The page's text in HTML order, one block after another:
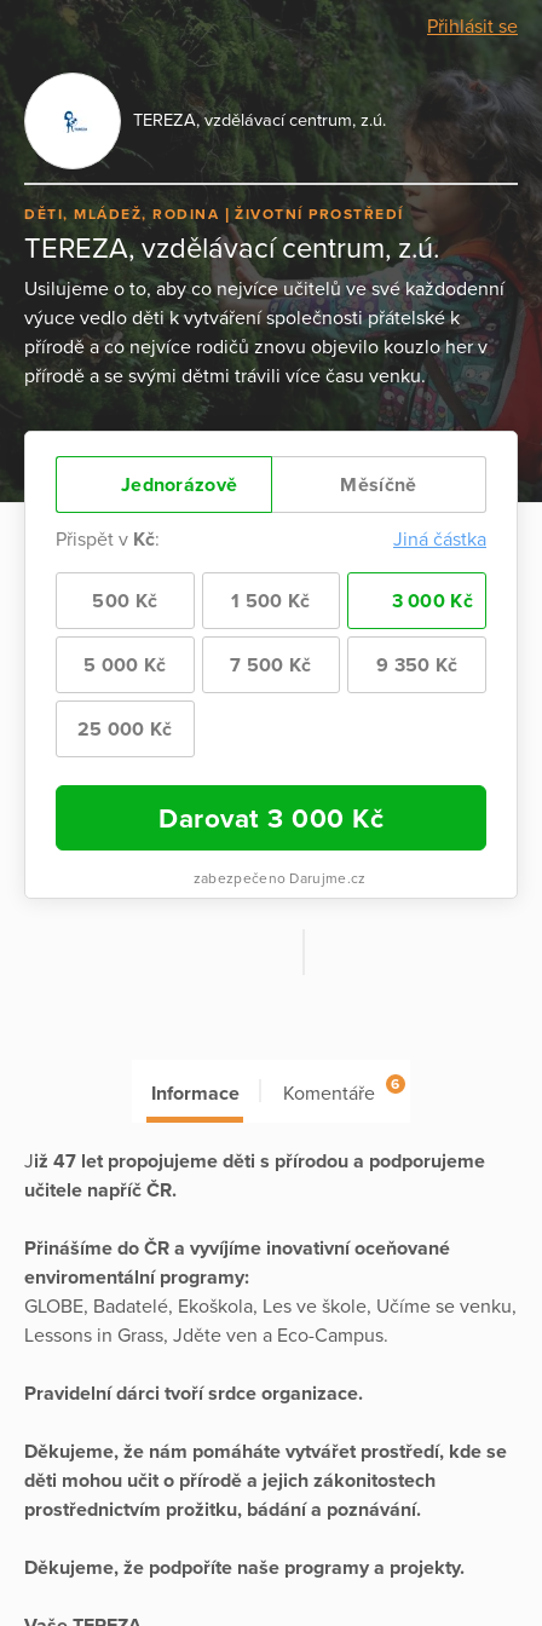
Přihlásit se
TEREZA, vzdělávací centrum, z.ú.
DĚTI, MLÁDEŽ, RODINA ŽIVOTNÍ PROSTŘEDÍ
TEREZA, vzdělávací centrum, z.ú.
Usilujeme o to, aby co nejvíce učitelů ve své každodenní
výuce vedlo děti k vytváření společnosti přátelské k
přírodě a co nejvíce rodičů znovu objevilo kouzlo her v
přírodě a se svými dětmi trávili více času venku.
Jednorázově Měsíčně
Přispět v Kč: Jiná částka
500 Kč 1 500 Kč 3 000 Kč
5 000 Kč 7 500 Kč 9 350 Kč
25 000 Kč
Darovat 3 000 Kč
zabezpečeno Darujme.cz
Informace Komentáře 6
Již 47 let propojujeme děti s přírodou a podporujeme
učitele napříč ČR.
Přinášíme do ČR a vyvíjíme inovativní oceňované
enviromentální programy:
GLOBE, Badatelé, Ekoškola, Les ve škole, Učíme se venku,
Lessons in Grass, Jděte ven a Eco-Campus.
Pravidelní dárci tvoří srdce organizace.
Děkujeme, že nám pomáháte vytvářet prostředí, kde se
děti mohou učit o přírodě a jejich zákonitostech
prostřednictvím prožitku, bádání a poznávání.
Děkujeme, že podpoříte naše programy a projekty.